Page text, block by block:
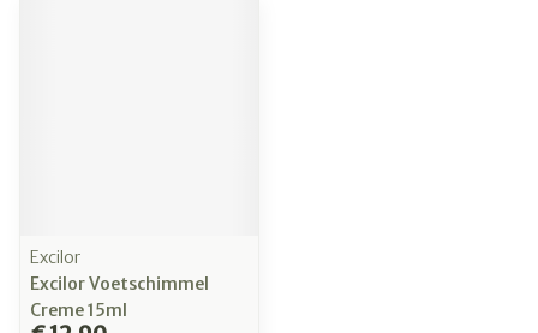
Excilor
Excilor Voetschimmel
Creme 15ml